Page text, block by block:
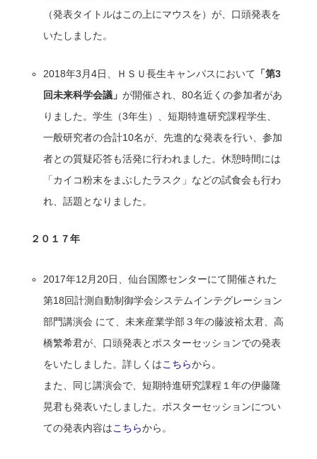
（発表タイトルはこの上にマウスを）が、口頭発表を
いたしました。
2018年3月4日、ＨＳＵ長生キャンパスにおいて 「第3
回未来科学会議」が開催され、80名近くの参加者があ
りました。学生（3年生）、短期特進研究課程学生、
一般研究者の合計10名が、先進的な発表を行い、参加
者との質疑応答も活発に行われました。休憩時間には
「カイコ粉末をまぶしたラスク」などの試食会も行わ
れ、話題となりました。
２０１７年
2017年12月20日、仙台国際センターにて開催された
第18回計測自動制御学会システムインテグレーション
部門講演会 にて、未来産業学部３年の藤波裕太君、高
橋繁希君が、口頭発表とポスターセッションでの発表
をいたしました。詳しくはこちらから。
また、同じ講演会で、短期特進研究課程１年の伊藤隆
晃君も発表いたしました。ポスターセッションについ
ての発表内容はこちらから。